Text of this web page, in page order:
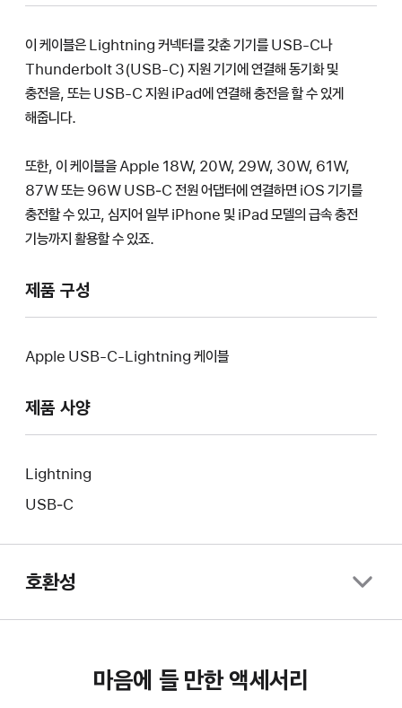
이 케이블은 Lightning 커넥터를 갖춘 기기를 USB-C나
Thunderbolt 3(USB-C) 지원 기기에 연결해 동기화 및
충전을, 또는 USB-C 지원 iPad에 연결해 충전을 할 수 있게
해줍니다.
또한, 이 케이블을 Apple 18W, 20W, 29W, 30W, 61W,
87W 또는 96W USB‑C 전원 어댑터에 연결하면 iOS 기기를
충전할 수 있고, 심지어 일부 iPhone 및 iPad 모델의 급속 충전
기능까지 활용할 수 있죠.
제품 구성
Apple USB-C-Lightning 케이블
제품 사양
Lightning
USB‑C
호환성
마음에 들 만한 액세서리